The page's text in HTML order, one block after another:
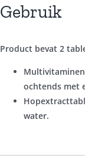
Gebruik
Product bevat 2
ochtends met
water.